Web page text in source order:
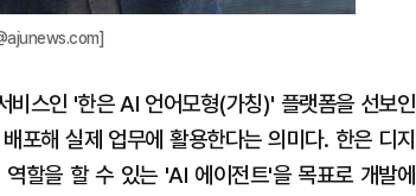
스인 '한은 AI 언어모형(가칭)' 플랫폼을 선보인
포해 실제 업무에 활용한다는 의미다. 한은 디지
할을 할 수 있는 'AI 에이전트'을 목표로 개발에